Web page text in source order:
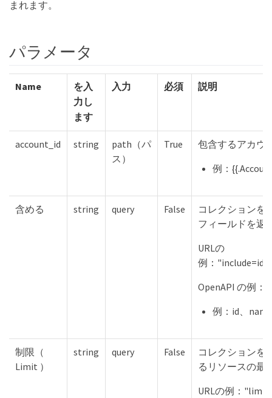
まれます。
パラメータ
Name
を入
力し
ます
入力 必須 説明
account_id string
path（パ
ス）
True
包含するアカウ
例：
含める string query False
コレクションを
フィールドを返
URLの
例："include=id"
OpenAPI の例：
例：id、
制限（
Limit ）
string query False
コレクションを
るリソースの最
URLの例：